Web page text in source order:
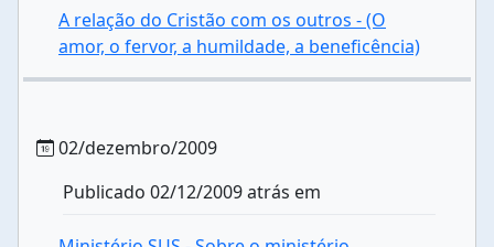
A relação do Cristão com os outros - (O
amor, o fervor, a humildade, a beneficência)
02/dezembro/2009
Publicado 02/12/2009 atrás em